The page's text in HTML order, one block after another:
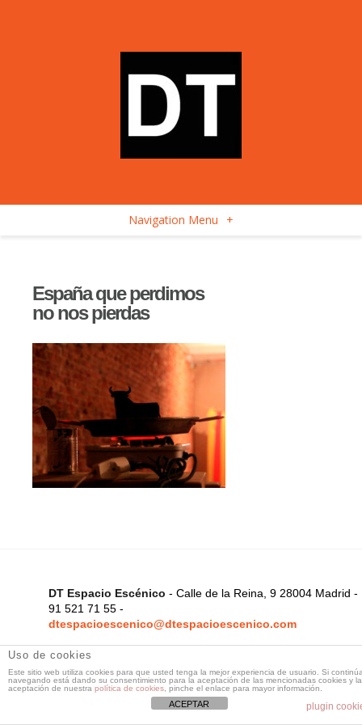
Navigation Menu +
España que perdimos
no nos pierdas
DT Espacio Escénico - Calle de la Reina, 9 28004 Madrid -
91 521 71 55 -
dtespacioescenico@dtespacioescenico.com
Uso de cookies
Este sitio web utiliza cookies para que usted tenga la mejor experiencia de usuario. Si
navegando está dando su consentimiento para la aceptación de las mencionadas cookies y la
aceptación de nuestra política de cookies , pinche el enlace para mayor información.
plugin
ACEPTAR